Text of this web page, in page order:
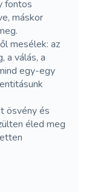
fontos
máskor
mesélek: az
a válás, a
egy-egy
ösvény és
éled meg